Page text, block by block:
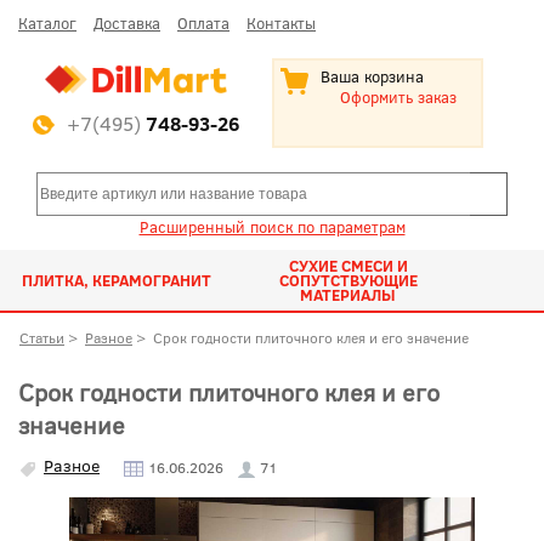
Каталог Доставка Оплата Контакты
+7(495) 748-93-26
Ваша корзина
Оформить заказ
Расширенный поиск по параметрам
ПЛИТКА, КЕРАМОГРАНИТ
СУХИЕ СМЕСИ И
СОПУТСТВУЮЩИЕ
МАТЕРИАЛЫ
Статьи > Разное > Срок годности плиточного клея и его значение
Срок годности плиточного клея и его
значение
Разное 16.06.2026 71